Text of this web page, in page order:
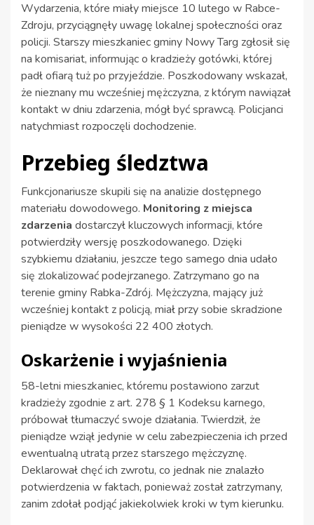
Wydarzenia, które miały miejsce 10 lutego w Rabce-
Zdroju, przyciągnęły uwagę lokalnej społeczności oraz
policji. Starszy mieszkaniec gminy Nowy Targ zgłosił się
na komisariat, informując o kradzieży gotówki, której
padł ofiarą tuż po przyjeździe. Poszkodowany wskazał,
że nieznany mu wcześniej mężczyzna, z którym nawiązał
kontakt w dniu zdarzenia, mógł być sprawcą. Policjanci
natychmiast rozpoczęli dochodzenie.
Przebieg śledztwa
Funkcjonariusze skupili się na analizie dostępnego
materiału dowodowego. Monitoring z miejsca
zdarzenia dostarczył kluczowych informacji, które
potwierdziły wersję poszkodowanego. Dzięki
szybkiemu działaniu, jeszcze tego samego dnia udało
się zlokalizować podejrzanego. Zatrzymano go na
terenie gminy Rabka-Zdrój. Mężczyzna, mający już
wcześniej kontakt z policją, miał przy sobie skradzione
pieniądze w wysokości 22 400 złotych.
Oskarżenie i wyjaśnienia
58-letni mieszkaniec, któremu postawiono zarzut
kradzieży zgodnie z art. 278 § 1 Kodeksu karnego,
próbował tłumaczyć swoje działania. Twierdził, że
pieniądze wziął jedynie w celu zabezpieczenia ich przed
ewentualną utratą przez starszego mężczyznę.
Deklarował chęć ich zwrotu, co jednak nie znalazło
potwierdzenia w faktach, ponieważ został zatrzymany,
zanim zdołał podjąć jakiekolwiek kroki w tym kierunku.